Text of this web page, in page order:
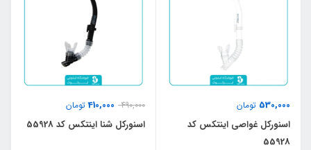
530,000 تومان
اسنورکل غواصی اینتکس کد
55928
490,000
410,000تومان
اسنورکل شنا اینتکس کد 55928